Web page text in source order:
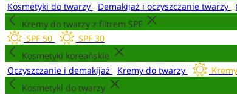
Kosmetyki do twarzy
Demakijaż i oczyszczanie twarzy
Kremy do twarzy z filtrem SPF
SPF 50
SPF 30
Kosmetyki koreańskie
Oczyszczanie i demakijaż
Kremy do twarzy
Kosmetyki do twarzy